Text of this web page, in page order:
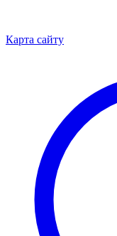
Карта сайту